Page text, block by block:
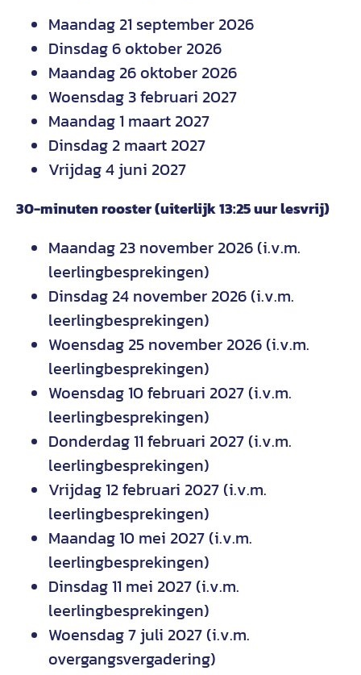
Maandag 21 september 2026
Dinsdag 6 oktober 2026
Maandag 26 oktober 2026
Woensdag 3 februari 2027
Maandag 1 maart 2027
Dinsdag 2 maart 2027
Vrijdag 4 juni 2027
30-minuten rooster (uiterlijk 13:25 uur lesvrij)
Maandag 23 november 2026 (i.v.m.
leerlingbesprekingen)
Dinsdag 24 november 2026 (i.v.m.
leerlingbesprekingen)
Woensdag 25 november 2026 (i.v.m.
leerlingbesprekingen)
Woensdag 10 februari 2027 (i.v.m.
leerlingbesprekingen)
Donderdag 11 februari 2027 (i.v.m.
leerlingbesprekingen)
Vrijdag 12 februari 2027 (i.v.m.
leerlingbesprekingen)
Maandag 10 mei 2027 (i.v.m.
leerlingbesprekingen)
Dinsdag 11 mei 2027 (i.v.m.
leerlingbesprekingen)
Woensdag 7 juli 2027 (i.v.m.
overgangsvergadering)